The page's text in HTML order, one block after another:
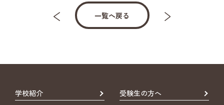
一覧へ戻る
学校紹介 受験生の方へ